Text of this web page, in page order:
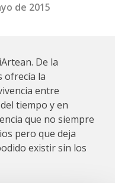
de 2015
De la
ofrecía la
entre
tiempo y en
que no siempre
pero que deja
existir sin los